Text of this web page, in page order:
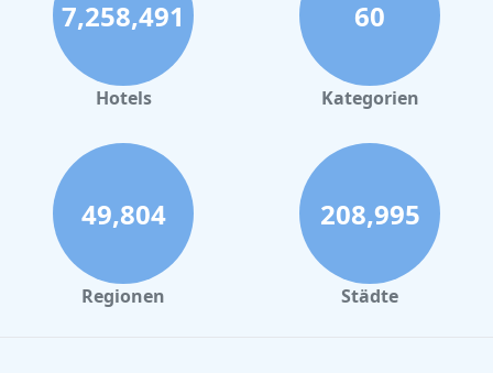
7,258,491
Hotels
60
Kategorien
49,804
Regionen
208,995
Städte